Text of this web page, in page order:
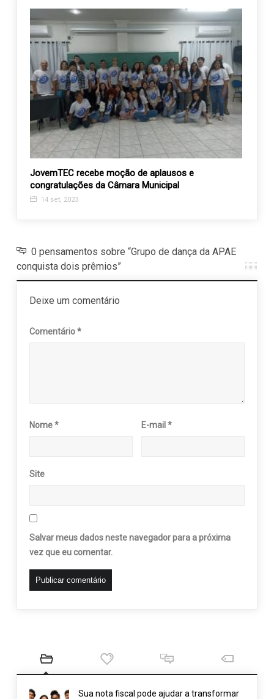
JovemTEC recebe moção de aplausos e
congratulações da Câmara Municipal
14 set, 2023
0 pensamentos sobre “Grupo de dança da APAE
conquista dois prêmios”
Deixe um comentário
Comentário*
Nome* E-mail*
Site
Salvar meus dados neste navegador para a próxima
vez que eu comentar.
Sua nota fiscal pode ajudar a transformar